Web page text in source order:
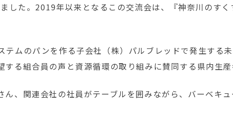
した。2019年以来となるこの交流会は、『神奈川のす
テムのパンを作る子会社（株）パルブレッドで発生する
る組合員の声と資源循環の取り組みに賛同する県内生
、関連会社の社員がテーブルを囲みながら、バーベキュ